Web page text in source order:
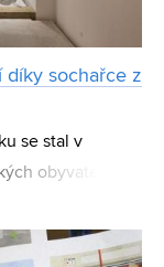
díky sochařce z
se stal v
obyvatel a
Kasperovi